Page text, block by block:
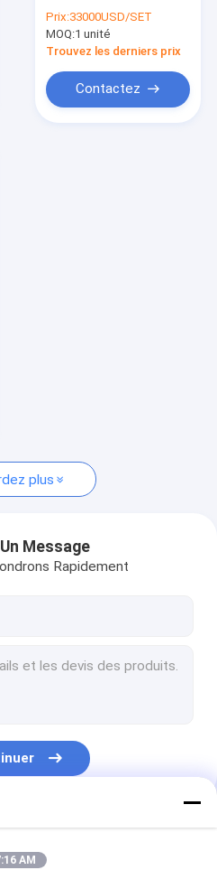
pierre
liaison à quatre
broches pour la
coupe de pierre
et diamètre de roue
1600 mm
Prix:33000USD/SET
MOQ:1 unité
Trouvez les derniers prix
Contactez
plus
Message
Rapidement
AM